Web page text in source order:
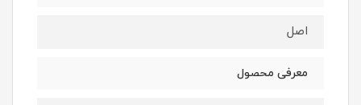
اصل
معرفی محصول